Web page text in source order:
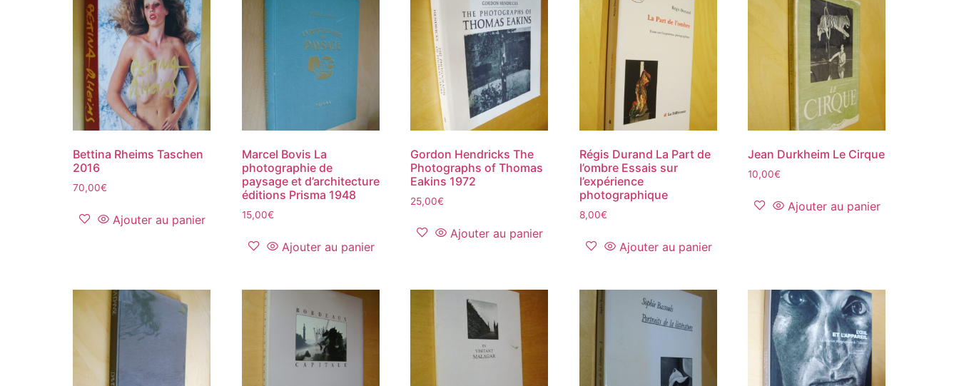
Bettina Rheims Taschen
2016
70,00€
Ajouter au panier
Marcel Bovis La
photographie de
paysage et d’architecture
éditions Prisma 1948
15,00€
Ajouter au panier
Gordon Hendricks The
Photographs of Thomas
Eakins 1972
25,00€
Ajouter au panier
Régis Durand La Part de
l’ombre Essais sur
l’expérience
photographique
8,00€
Ajouter au panier
Jean Durkheim Le Cirque
10,00€
Ajouter au panier